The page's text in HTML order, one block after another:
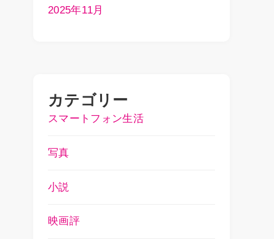
2025年11月
カテゴリー
スマートフォン生活
写真
小説
映画評